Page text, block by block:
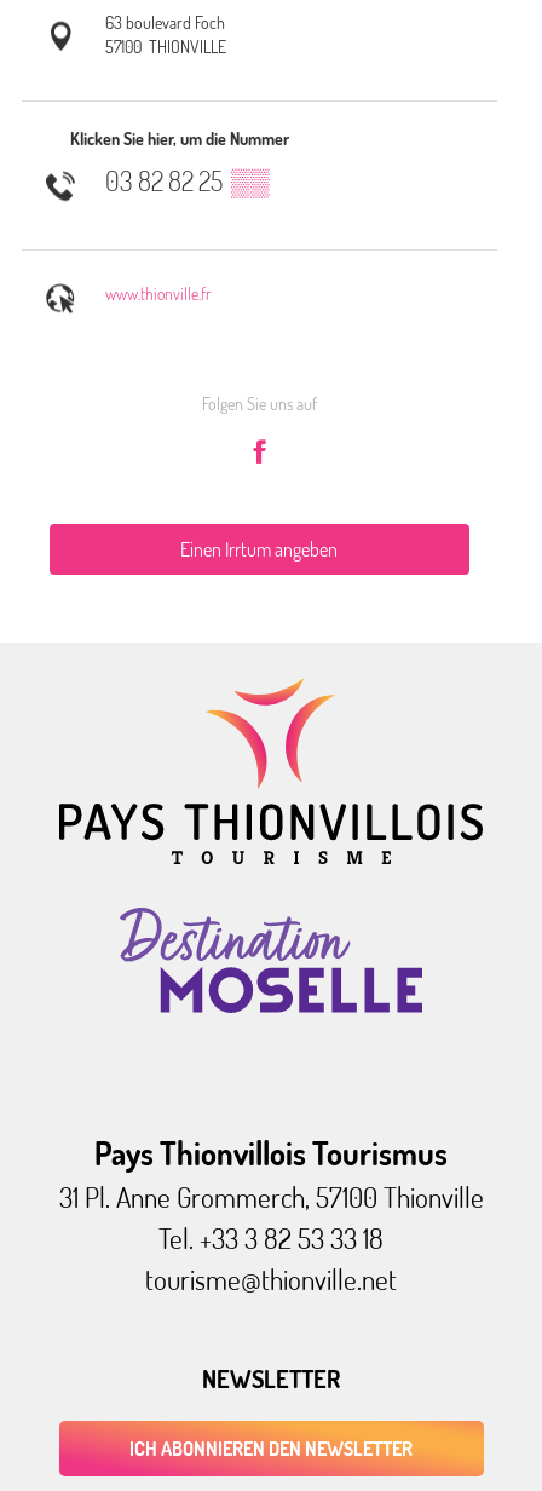
63 boulevard Foch
57100 THIONVILLE
Klicken Sie hier, um die Nummer
03 82 82 25 ▒▒
www.thionville.fr
Folgen Sie uns auf
Einen Irrtum angeben
Pays Thionvillois Tourismus
31 Pl. Anne Grommerch, 57100 Thionville
Tel. +33 3 82 53 33 18
tourisme@thionville.net
NEWSLETTER
ICH ABONNIEREN DEN NEWSLETTER